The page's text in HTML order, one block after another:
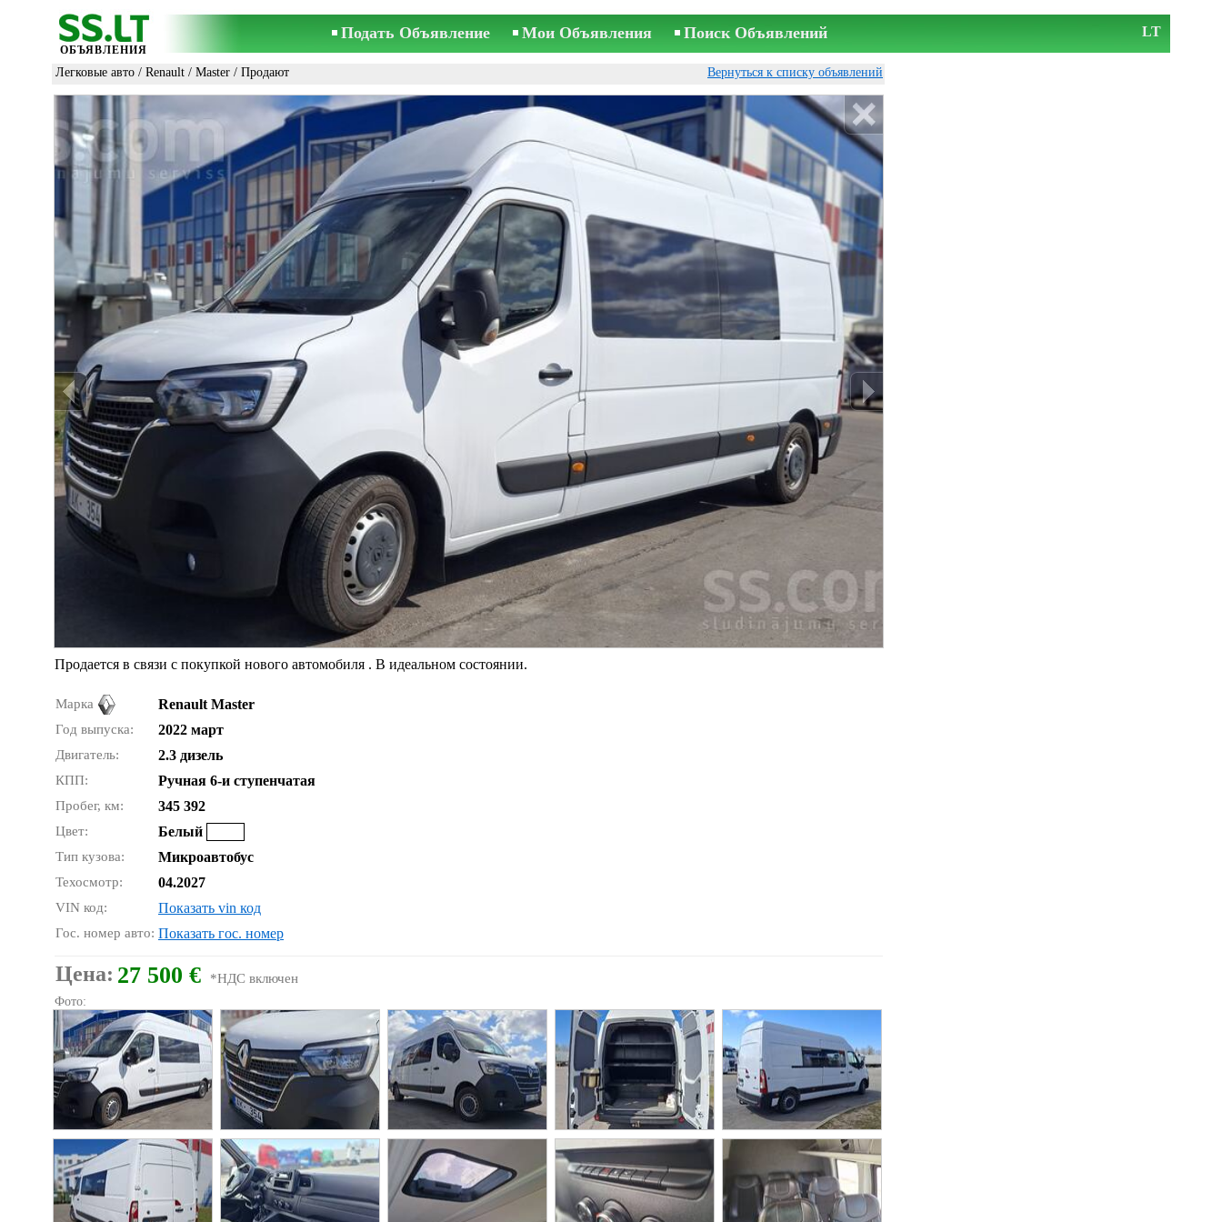
ОБЪЯВЛЕНИЯ
Подать Объявление Мои Объявления Поиск Объявлений LT
Легковые авто / Renault / Master / Продают Вернуться к списку объявлений
Продается в связи с покупкой нового автомобиля . В идеальном состоянии.
Марка Renault Master
Год выпуска: 2022 март
Двигатель: 2.3 дизель
КПП: Ручная 6-и ступенчатая
Пробег, км: 345 392
Цвет: Белый
Тип кузова: Микроавтобус
Техосмотр: 04.2027
VIN код: Показать vin код
Гос. номер авто: Показать гос. номер
Цена: 27 500 € *НДС включен
Фото: